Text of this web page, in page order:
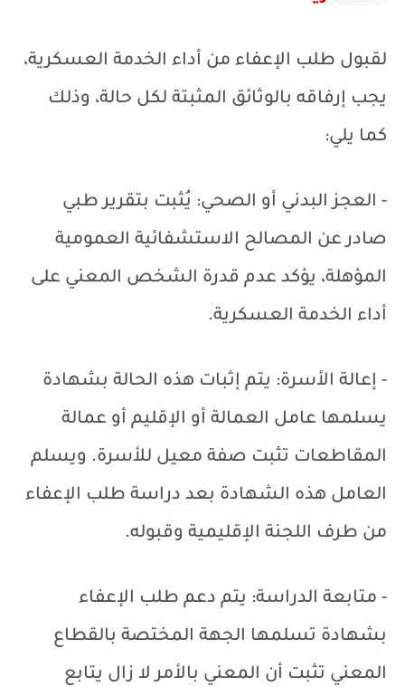
لقبول طلب الإعفاء من أداء الخدمة العسكرية،
يجب إرفاقه بالوثائق المثبتة لكل حالة، وذلك
كما يلي:
- العجز البدني أو الصحي: يُثبت بتقرير طبي
صادر عن المصالح الاستشفائية العمومية
المؤهلة، يؤكد عدم قدرة الشخص المعني على
أداء الخدمة العسكرية.
- إعالة الأسرة: يتم إثبات هذه الحالة بشهادة
يسلمها عامل العمالة أو الإقليم أو عمالة
المقاطعات تثبت صفة معيل للأسرة. ويسلم
العامل هذه الشهادة بعد دراسة طلب الإعفاء
من طرف اللجنة الإقليمية وقبوله.
- متابعة الدراسة: يتم دعم طلب الإعفاء
بشهادة تسلمها الجهة المختصة بالقطاع
المعني تثبت أن المعني بالأمر لا زال يتابع